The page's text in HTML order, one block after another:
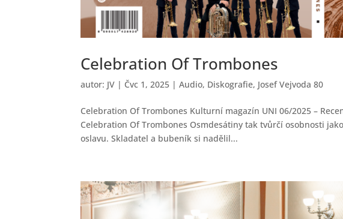
Celebration Of Trombones
autor: JV | Čvc 1, 2025 |Audio, Diskografie, Josef Vejvoda 80
Celebration Of Trombones Kulturní magazín UNI 06/2025 –
Celebration Of Trombones Osmdesátiny tak tvůrčí osobnosti
oslavu. Skladatel a bubeník si nadělil...